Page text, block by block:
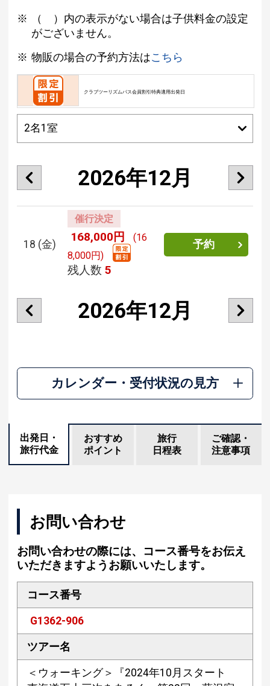
（ ）内の表示がない場合は子供料金の設定
がございません。
物販の場合の予約方法はこちら
クラブツーリズムパス会員割引特典適用出発日
2026年12月
18 (金)
催行決定
168,000円
(16
8,000円)
残人数 5
予約
2026年12月
カレンダー・受付状況の見方
出発日・
旅行代金
おすすめ
ポイント
旅行
日程表
ご確認・
注意事項
お問い合わせ
お問い合わせの際には、コース番号をお伝え
いただきますようお願いいたします。
コース番号
G1362-906
ツアー名
＜ウォーキング＞『2024年10月スタート